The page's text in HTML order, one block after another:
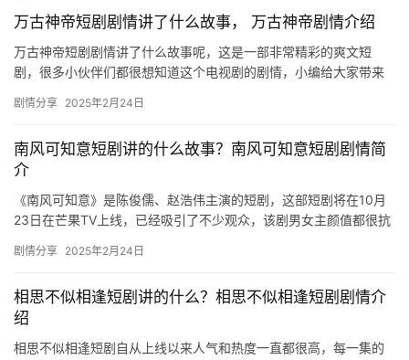
剧
剧
场
万古神帝短剧剧情讲了什么故事， 万古神帝剧情介绍
万古神帝短剧剧情讲了什么故事呢，这是一部非常精彩的爽文短
剧，很多小伙伴们都很想知道这个电视剧的剧情，小编给大家带来
心…
剧情分享 2025年2月24日
南风可知意短剧讲的什么故事？南风可知意短剧剧情简
介
《南风可知意》是陈俊儒、赵浩伟主演的短剧，这部短剧将在10月
23日在芒果TV上线，已经吸引了不少观众，该剧男女主颜值都很抗
剧情分享 2025年2月24日
相思不似相逢短剧讲的什么？相思不似相逢短剧剧情介
绍
相思不似相逢短剧自从上线以来人气和热度一直都很高，每一集的